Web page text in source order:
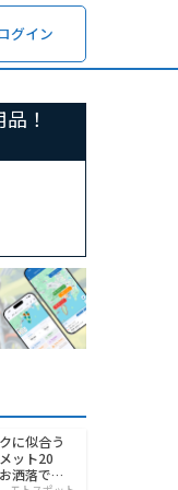
グイン
！
に似合う
ット20
洒落でワ